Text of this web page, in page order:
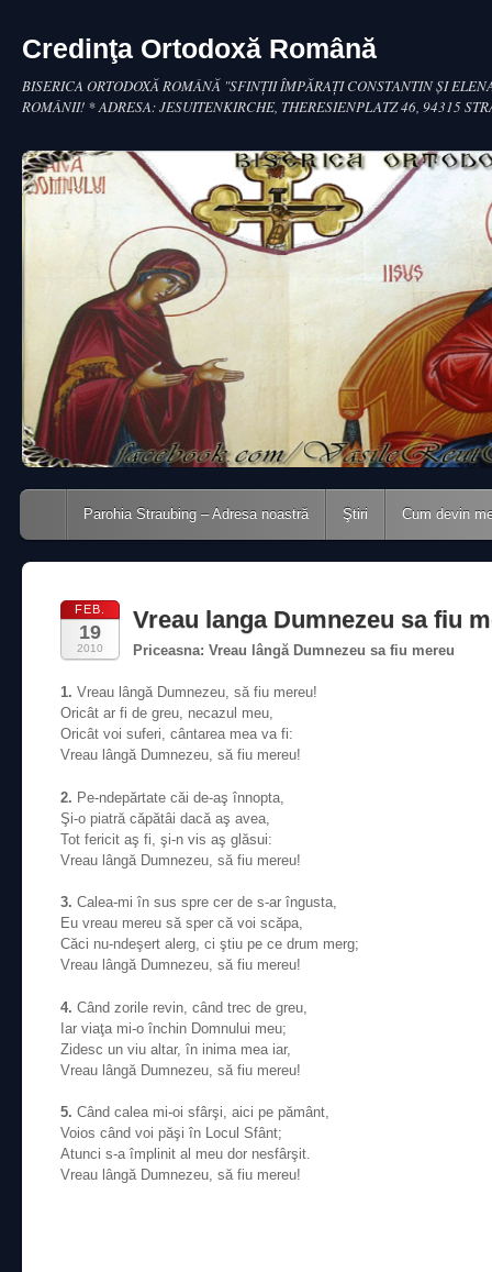
Credinţa Ortodoxă Română
BISERICA ORTODOXĂ ROMÂNĂ "SFINŢII ÎMPĂRAŢI CONSTANTIN ŞI
ROMÂNII! * ADRESA: JESUITENKIRCHE, THERESIENPLATZ 46, 94315
Main menu
Skip to content
Parohia Straubing – Adresa noastră Ştiri Cum devin
FEB.
19
2010
Vreau langa Dumnezeu sa fiu
Priceasna: Vreau lângă Dumnezeu sa fiu mereu
1. Vreau lângă Dumnezeu, să fiu mereu!
Oricât ar fi de greu, necazul meu,
Oricât voi suferi, cântarea mea va fi:
Vreau lângă Dumnezeu, să fiu mereu!
2. Pe-ndepărtate căi de-aş înnopta,
Şi-o piatră căpătâi dacă aş avea,
Tot fericit aş fi, şi-n vis aş glăsui:
Vreau lângă Dumnezeu, să fiu mereu!
3. Calea-mi în sus spre cer de s-ar îngusta,
Eu vreau mereu să sper că voi scăpa,
Căci nu-ndeşert alerg, ci ştiu pe ce drum merg;
Vreau lângă Dumnezeu, să fiu mereu!
4. Când zorile revin, când trec de greu,
Iar viaţa mi-o închin Domnului meu;
Zidesc un viu altar, în inima mea iar,
Vreau lângă Dumnezeu, să fiu mereu!
5. Când calea mi-oi sfârşi, aici pe pământ,
Voios când voi păşi în Locul Sfânt;
Atunci s-a împlinit al meu dor nesfârşit.
Vreau lângă Dumnezeu, să fiu mereu!